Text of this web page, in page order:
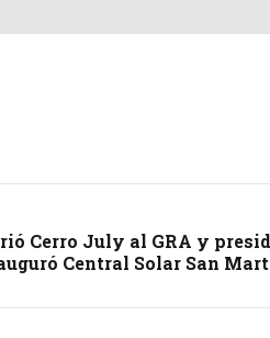
Cerro July al GRA y
Central Solar San